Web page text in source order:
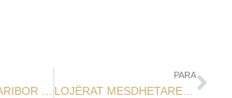
PARA
LOJËRAT MESDHETARE TARANTO 2026